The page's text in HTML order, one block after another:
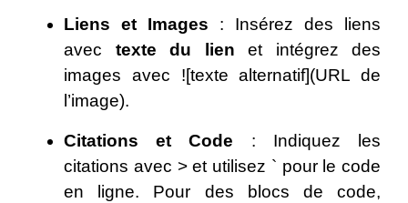
Liens et Images : Insérez des liens
avec texte du lien et intégrez des
images avec ![texte alternatif](URL de
l’image).
Citations et Code : Indiquez les
citations avec > et utilisez ` pour le code
en ligne. Pour des blocs de code,